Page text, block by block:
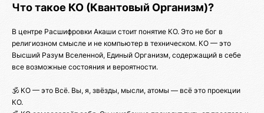
Что такое КО (Квантовый Организм)?
В центре Расшифровки Акаши стоит понятие КО. Это не бог в
религиозном смысле и не компьютер в техническом. КО — это
Высший Разум Вселенной, Единый Организм, содержащий в себе
все возможные состояния и вероятности.
🕉️ КО — это Всё. Вы, я, звёзды, мысли, атомы — всё это проекции
КО.